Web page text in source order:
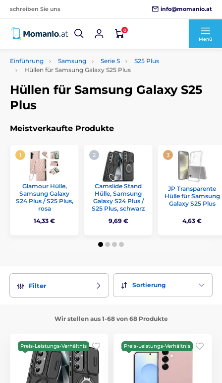
schreiben Sie uns info@momanio.at
0
Menü
Einführung Samsung Serie S
S25 Plus
Hüllen für Samsung Galaxy S25 Plus
Hüllen für Samsung Galaxy S25
Plus
Meistverkaufte Produkte
Glamour Hülle,
Samsung Galaxy
S24 Plus / S25 Plus,
rosa
14,33 €
Camslide Stand
Hülle, Samsung
Galaxy S24 Plus /
S25 Plus, schwarz
9,69 €
JP Transparente
Hülle für Samsung
Galaxy S25 Plus
4,63 €
Filter Sortierung
Wir stellen aus 1-68 von 68 Produkte
Preis-Leistungs-Verhältnis Preis-Leistungs-Verhältnis